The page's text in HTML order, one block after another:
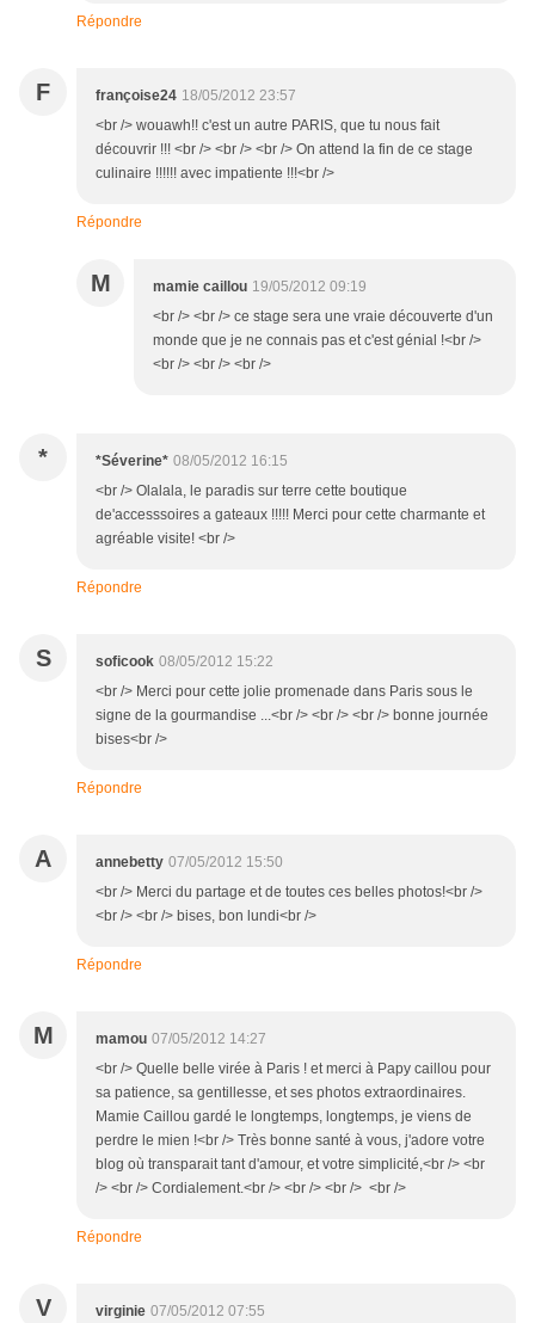
Répondre
F françoise24 18/05/2012 23:57
<br /> wouawh!! c'est un autre PARIS, que tu nous fait
découvrir !!! <br /> <br /> <br /> On attend la fin de ce stage
culinaire !!!!!! avec impatiente !!!<br />
Répondre
M mamie caillou 19/05/2012 09:19
<br /> <br /> ce stage sera une vraie découverte d'un
monde que je ne connais pas et c'est génial !<br />
<br /> <br /> <br />
* *Séverine* 08/05/2012 16:15
<br /> Olalala, le paradis sur terre cette boutique
de'accesssoires a gateaux !!!!! Merci pour cette charmante et
agréable visite! <br />
Répondre
S soficook 08/05/2012 15:22
<br /> Merci pour cette jolie promenade dans Paris sous le
signe de la gourmandise ...<br /> <br /> <br /> bonne journée
bises<br />
Répondre
A annebetty 07/05/2012 15:50
<br /> Merci du partage et de toutes ces belles photos!<br />
<br /> <br /> bises, bon lundi<br />
Répondre
M mamou 07/05/2012 14:27
<br /> Quelle belle virée à Paris ! et merci à Papy caillou pour
sa patience, sa gentillesse, et ses photos extraordinaires.
Mamie Caillou gardé le longtemps, longtemps, je viens de
perdre le mien !<br /> Très bonne santé à vous, j'adore votre
blog où transparait tant d'amour, et votre simplicité,<br /> <br
/> <br /> Cordialement.<br /> <br /> <br /> <br />
Répondre
V virginie 07/05/2012 07:55